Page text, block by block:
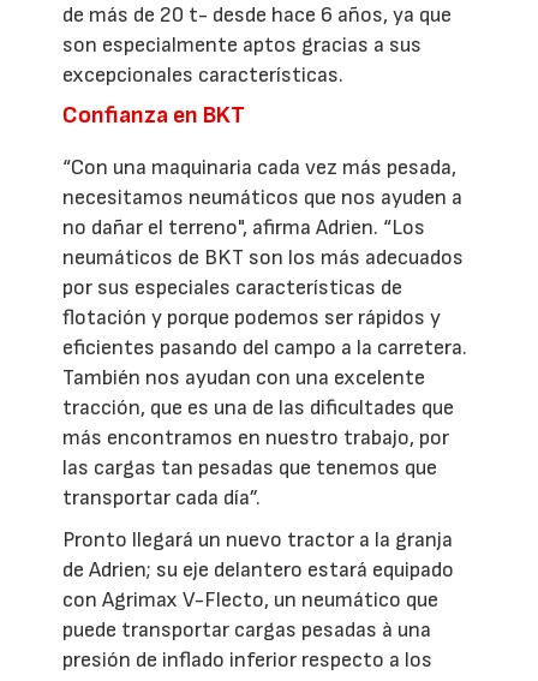
de más de 20 t- desde hace 6 años, ya que
son especialmente aptos gracias a sus
excepcionales características.
Confianza en BKT
“Con una maquinaria cada vez más pesada,
necesitamos neumáticos que nos ayuden a
no dañar el terreno", afirma Adrien. “Los
neumáticos de BKT son los más adecuados
por sus especiales características de
flotación y porque podemos ser rápidos y
eficientes pasando del campo a la carretera.
También nos ayudan con una excelente
tracción, que es una de las dificultades que
más encontramos en nuestro trabajo, por
las cargas tan pesadas que tenemos que
transportar cada día”.
Pronto llegará un nuevo tractor a la granja
de Adrien; su eje delantero estará equipado
con Agrimax V-Flecto, un neumático que
puede transportar cargas pesadas à una
presión de inflado inferior respecto a los